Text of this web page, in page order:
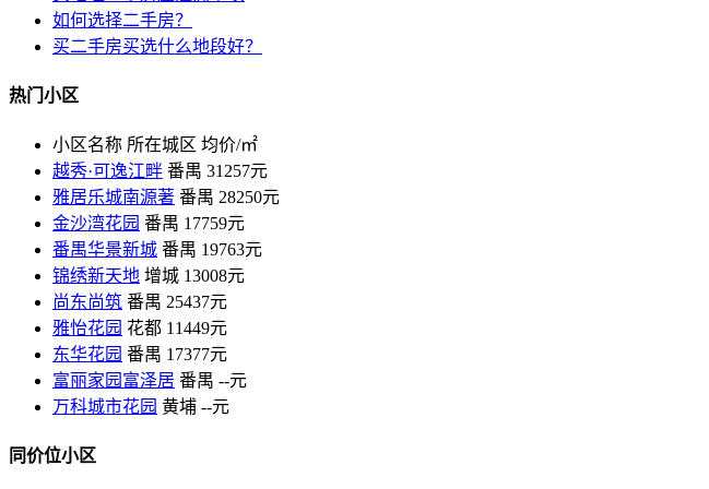
如何选择二手房？
买二手房买选什么地段好？
热门小区
小区名称 所在城区 均价/㎡
越秀·可逸江畔 番禺 31257元
雅居乐城南源著 番禺 28250元
金沙湾花园 番禺 17759元
番禺华景新城 番禺 19763元
锦绣新天地 增城 13008元
尚东尚筑 番禺 25437元
雅怡花园 花都 11449元
东华花园 番禺 17377元
富丽家园富泽居 番禺 --元
万科城市花园 黄埔 --元
同价位小区